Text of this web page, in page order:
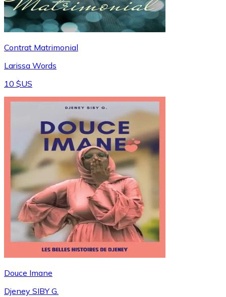
Contrat Matrimonial
Larissa Words
10 $US
Douce Imane
Djeney SIBY G.